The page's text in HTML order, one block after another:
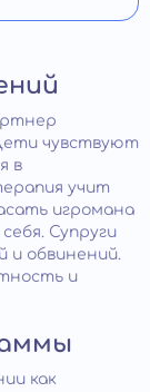
чувствуют
в
учит
игромана
Супруги
и обвинений.
и
как